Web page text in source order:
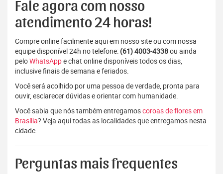
Fale agora com nosso
atendimento 24 horas!
Compre online facilmente aqui em nosso site ou com nossa
equipe disponível 24h no telefone: (61) 4003-4338ou ainda
peloWhatsAppe chat online disponíveis todos os dias,
inclusive finais de semana e feriados.
Você será acolhido por uma pessoa de verdade, pronta para
ouvir, esclarecer dúvidas e orientar com humanidade.
Você sabia que nós também entregamoscoroas de flores em
Brasília? Veja aqui todas as localidades que entregamos nesta
cidade.
Perguntas mais frequentes